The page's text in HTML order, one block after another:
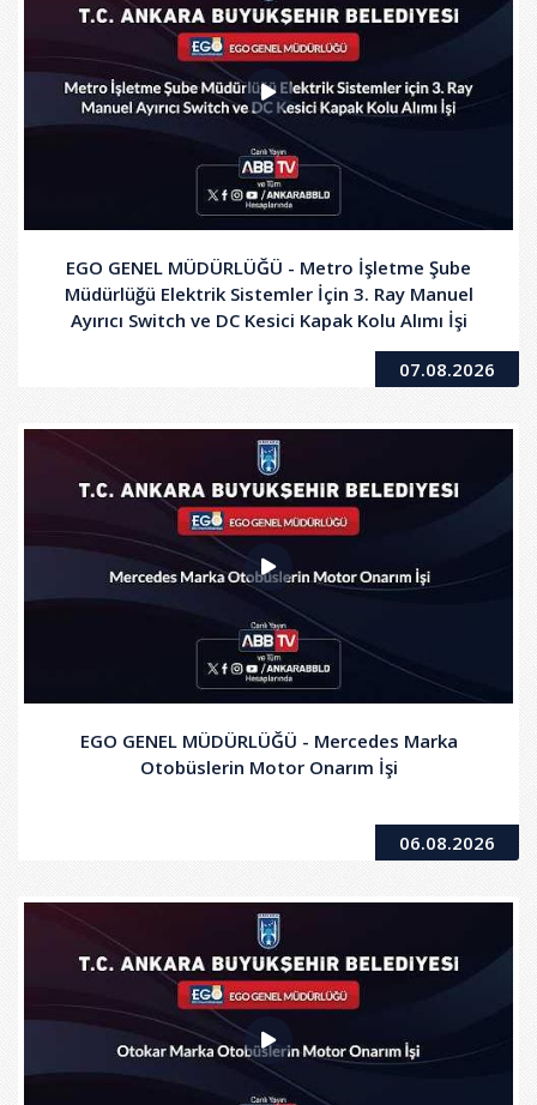
EGO GENEL MÜDÜRLÜĞÜ - Metro İşletme Şube
Müdürlüğü Elektrik Sistemler İçin 3. Ray Manuel
Ayırıcı Switch ve DC Kesici Kapak Kolu Alımı İşi
07.08.2026
EGO GENEL MÜDÜRLÜĞÜ - Mercedes Marka
Otobüslerin Motor Onarım İşi
06.08.2026